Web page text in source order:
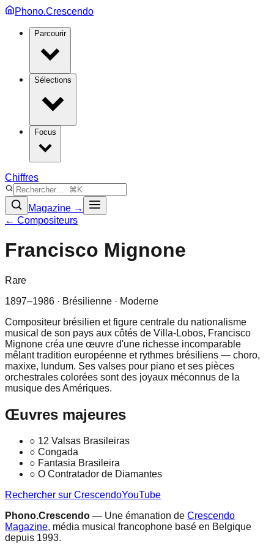
Phono.Crescendo
Parcourir
Sélections
Focus
Chiffres
Magazine →
← Compositeurs
Francisco Mignone
Rare
1897–1986 · Brésilienne · Moderne
Compositeur brésilien et figure centrale du nationalisme
musical de son pays aux côtés de Villa-Lobos, Francisco
Mignone créa une œuvre d'une richesse incomparable
mêlant tradition européenne et rythmes brésiliens — choro,
maxixe, lundum. Ses valses pour piano et ses pièces
orchestrales colorées sont des joyaux méconnus de la
musique des Amériques.
Œuvres majeures
○ 12 Valsas Brasileiras
○ Congada
○ Fantasia Brasileira
○ O Contratador de Diamantes
Rechercher sur CrescendoYouTube
Phono.Crescendo — Une émanation de Crescendo
Magazine, média musical francophone basé en Belgique
depuis 1993.